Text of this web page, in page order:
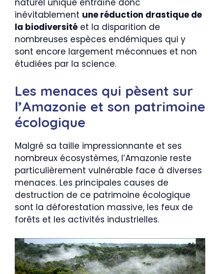
naturel unique entraîne donc
inévitablement une réduction drastique de
la biodiversité et la disparition de
nombreuses espèces endémiques qui y
sont encore largement méconnues et non
étudiées par la science.
Les menaces qui pèsent sur
l’Amazonie et son patrimoine
écologique
Malgré sa taille impressionnante et ses
nombreux écosystèmes, l’Amazonie reste
particulièrement vulnérable face à diverses
menaces. Les principales causes de
destruction de ce patrimoine écologique
sont la déforestation massive, les feux de
forêts et les activités industrielles.